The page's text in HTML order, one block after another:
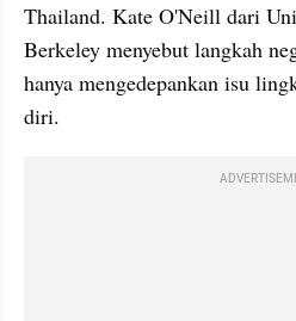
Thailand. Kate O'Neill dari
Berkeley menyebut langkah
hanya mengedepankan isu
diri.